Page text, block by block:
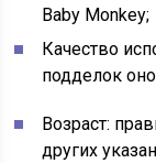
Baby Monkey;
Качество
подделок
Возраст:
других